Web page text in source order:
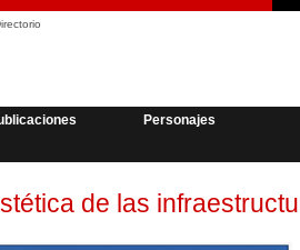
Personajes
de las